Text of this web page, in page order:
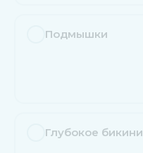
Подмышки
Глубокое бикини